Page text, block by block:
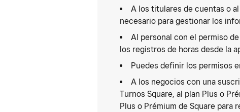
A los titulares de cuentas o
necesario para gestionar los
Al personal con el permiso
los registros de horas desde la
Puedes definir los permisos
A los negocios con una
Turnos Square, al plan Plus o
Plus o Prémium de Square para